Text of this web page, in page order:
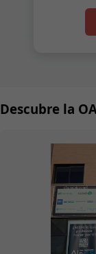
Descubre la